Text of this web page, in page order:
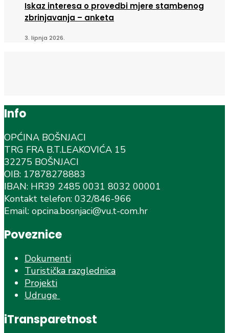
Iskaz interesa o provedbi mjere stambenog
zbrinjavanja – anketa
3. lipnja 2026.
Info
OPĆINA BOŠNJACI
TRG FRA B.T.LEAKOVIĆA 15
32275 BOŠNJACI
OIB: 17878278883
IBAN: HR39 2485 0031 8032 00001
Kontakt telefon: 032/846-966
Email: opcina.bosnjaci@vu.t-com.hr
Poveznice
Dokumenti
Turistička razglednica
Projekti
Udruge
iTransparetnost